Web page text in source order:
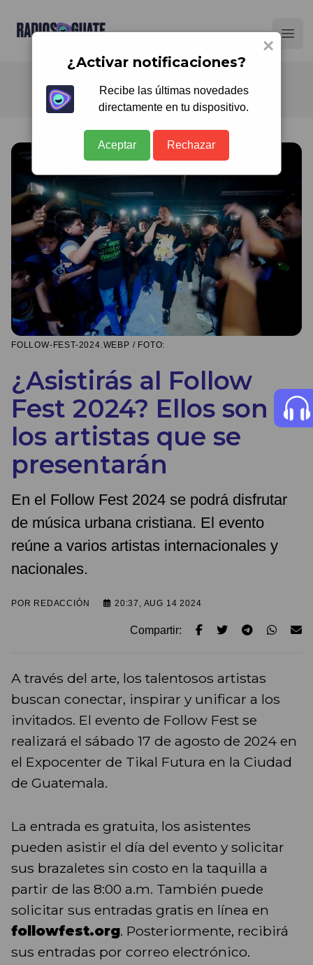
Radios Guate
FOLLOW-FEST-2024.WEBP / FOTO:
¿Asistirás al Follow
Fest 2024? Ellos son
los artistas que se
presentarán
En el Follow Fest 2024 se podrá disfrutar
de música urbana cristiana. El evento
reúne a varios artistas internacionales y
nacionales.
POR REDACCIÓN 20:37, AUG 14 2024
Compartir:
A través del arte, los talentosos artistas
buscan conectar, inspirar y unificar a los
invitados. El evento de Follow Fest se
realizará el sábado 17 de agosto de 2024 en
el Expocenter de Tikal Futura en la Ciudad
de Guatemala.
La entrada es gratuita, los asistentes
pueden asistir el día del evento y solicitar
sus brazaletes sin costo en la taquilla a
partir de las 8:00 a.m. También puede
solicitar sus entradas gratis en línea en
followfest.org. Posteriormente, recibirá
sus entradas por correo electrónico.
×
¿Activar notificaciones?
Recibe las últimas novedades
directamente en tu dispositivo.
Aceptar Rechazar